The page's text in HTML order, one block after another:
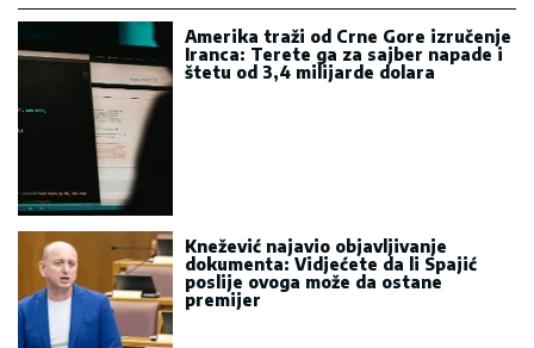
Amerika traži od Crne Gore izručenje
Iranca: Terete ga za sajber napade i
štetu od 3,4 milijarde dolara
Knežević najavio objavljivanje
dokumenta: Vidjećete da li Spajić
poslije ovoga može da ostane
premijer